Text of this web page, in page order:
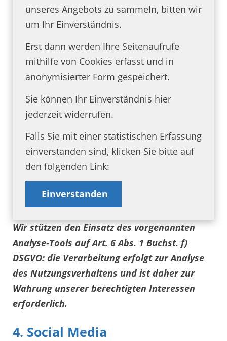
unseres Angebots zu sammeln, bitten wir
um Ihr Einverständnis.
Erst dann werden Ihre Seitenaufrufe
mithilfe von Cookies erfasst und in
anonymisierter Form gespeichert.
Sie können Ihr Einverständnis hier
jederzeit widerrufen.
Falls Sie mit einer statistischen Erfassung
einverstanden sind, klicken Sie bitte auf
den folgenden Link:
Einverstanden
Wir stützen den Einsatz des vorgenannten
Analyse-Tools auf Art. 6 Abs. 1 Buchst. f)
DSGVO: die Verarbeitung erfolgt zur Analyse
des Nutzungsverhaltens und ist daher zur
Wahrung unserer berechtigten Interessen
erforderlich.
4. Social Media